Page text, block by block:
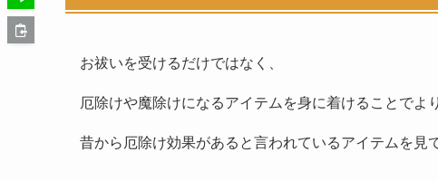
お祓いを受けるだけではなく、
厄除けや魔除けになるアイテムを身に着けることでよ
昔から厄除け効果があると言われているアイテムを見